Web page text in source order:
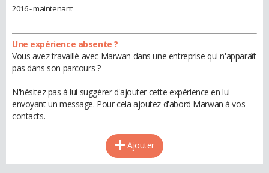
2016 - maintenant
Une expérience absente ?
Vous avez travaillé avec Marwan dans une entreprise qui n'apparaît
pas dans son parcours ?
N'hésitez pas à lui suggérer d'ajouter cette expérience en lui
envoyant un message. Pour cela ajoutez d'abord Marwan à vos
contacts.
Ajouter